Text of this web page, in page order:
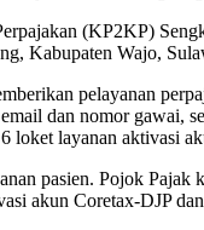
(KP2KP)
Kabupaten Wajo,
pelayanan
dan nomor
loket layanan aktivasi
pasien. Pojok
akun Coretax-DJP